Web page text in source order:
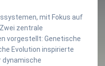
mit Fokus auf
zentrale
vorgestellt: Genetische
Evolution inspirierte
dynamische